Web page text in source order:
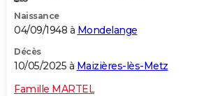
Naissance
04/09/1948 à Mondelange
Décès
10/05/2025 à Maizières-lès-Metz
Famille MARTEL